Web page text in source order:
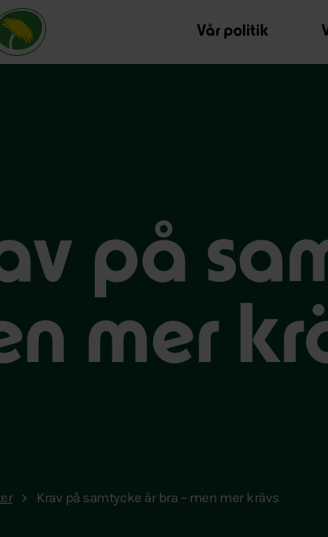
startsida
Vår politik
på
mer
Krav på samtycke är bra – men mer krävs